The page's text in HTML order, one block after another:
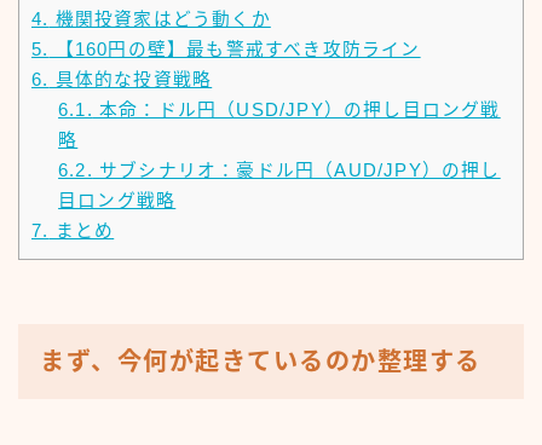
4. 機関投資家はどう動くか
5.
【160円の壁】最も警戒すべき攻防ライン
6. 具体的な投資戦略
6.1. 本命：ドル円（USD/JPY）の押し目ロング戦
略
6.2. サブシナリオ：豪ドル円（AUD/JPY）の押し
目ロング戦略
7.
まとめ
まず、今何が起きているのか整理する